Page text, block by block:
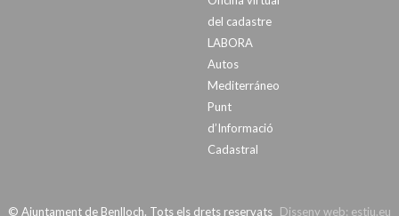
del cadastre
LABORA
Autos
Mediterráneo
Punt
d’Informació
Cadastral
Disseny web: estiu.eu
© Ajuntament de Benlloch. Tots els drets reservats